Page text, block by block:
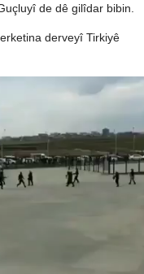
de dê gilîdar bibin.
derveyî Tirkiyê